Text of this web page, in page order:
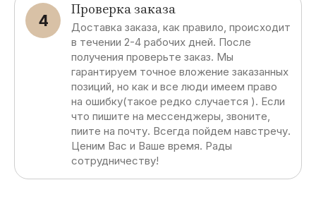
4
Проверка заказа
Доставка заказа, как правило, происходит
в течении 2-4 рабочих дней. После
получения проверьте заказ. Мы
гарантируем точное вложение заказанных
позиций, но как и все люди имеем право
на ошибку(такое редко случается ). Если
что пишите на мессенджеры, звоните,
пиите на почту. Всегда пойдем навстречу.
Ценим Вас и Ваше время. Рады
сотрудничеству!